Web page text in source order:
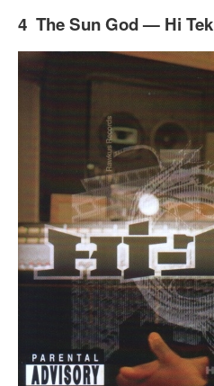
4 The Sun God — Hi Tek